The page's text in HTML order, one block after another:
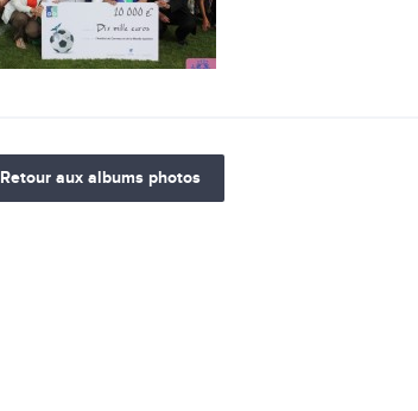
Retour aux albums photos